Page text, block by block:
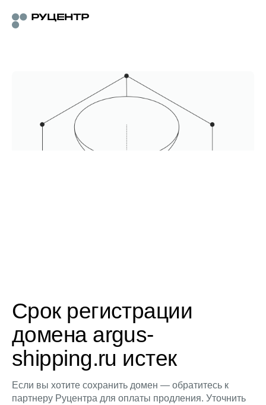
Срок регистрации
домена argus-
shipping.ru истек
Если вы хотите сохранить домен — обратитесь к
партнеру Руцентра для оплаты продления. Уточнить